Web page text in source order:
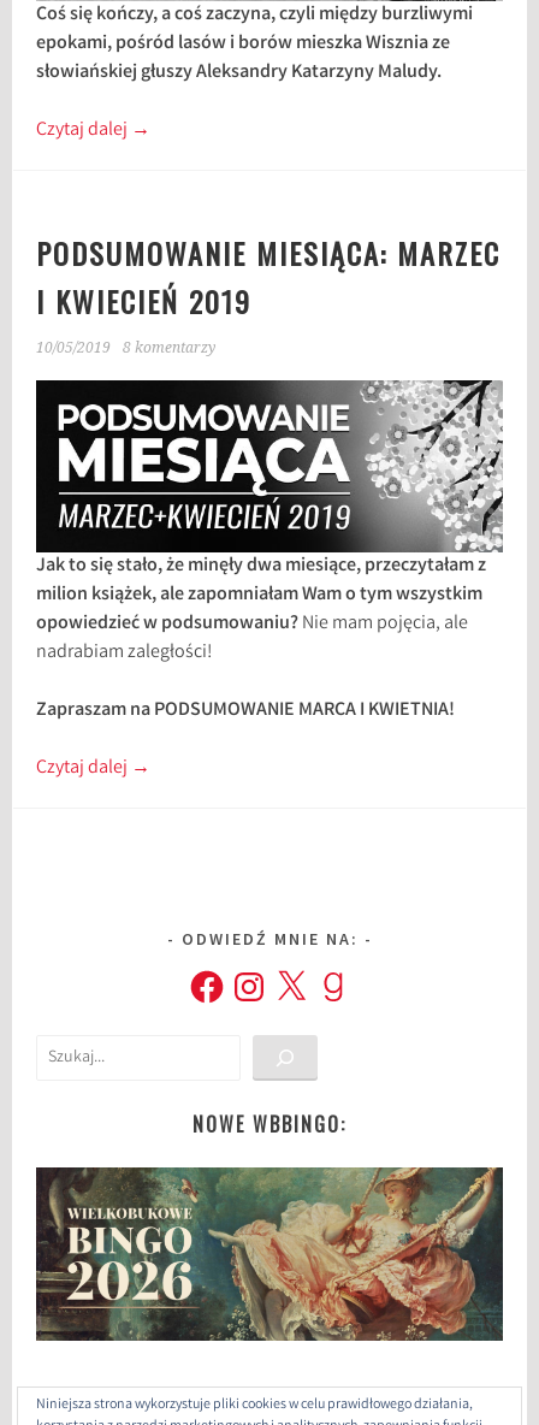
Coś się kończy, a coś zaczyna, czyli między burzliwymi
epokami, pośród lasów i borów mieszka Wisznia ze
słowiańskiej głuszy Aleksandry Katarzyny Maludy.
Czytaj dalej →
PODSUMOWANIE MIESIĄCA: MARZEC
I KWIECIEŃ 2019
10/05/2019 8 komentarzy
Jak to się stało, że minęły dwa miesiące, przeczytałam z
milion książek, ale zapomniałam Wam o tym wszystkim
opowiedzieć w podsumowaniu?Nie mam pojęcia, ale
nadrabiam zaległości!
Zapraszam na PODSUMOWANIE MARCA I KWIETNIA!
Czytaj dalej →
ODWIEDŹ MNIE NA:
FacebookInstagram
X Goodreads
Szukaj
NOWE WBBINGO:
Niniejsza strona wykorzystuje pliki cookies w celu prawidłowego działania,